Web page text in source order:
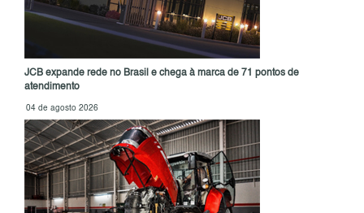
JCB expande rede no Brasil e chega à marca de 71 pontos de
atendimento
04 de agosto 2026